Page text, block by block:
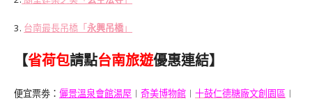
3. 台南最長吊橋「永興吊橋」
【省荷包請點台南旅遊優惠連結】
便宜票劵： 儷景溫泉會館湯屋 ︱ 奇美博物館 ︱ 十鼓仁德糖廠文創園區 ︱